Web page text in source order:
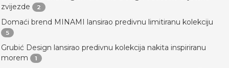
zvijezde
2
Domaći brend MINAMI lansirao predivnu limitiranu kolekciju
5
Grubić Design lansirao predivnu kolekcija nakita inspiriranu
morem
1